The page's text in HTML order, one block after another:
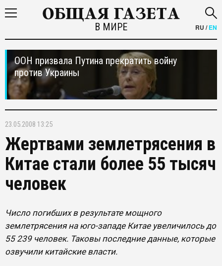
В МИРЕ RU /EN
ООН призвала Путина прекратить войну
против Украины
23.05.2008 13:25
Жертвами землетрясения в
Китае стали более 55 тысяч
человек
Число погибших в результате мощного
землетрясения на юго-западе Китае увеличилось до
55 239 человек. Таковы последние данные, которые
озвучили китайские власти.